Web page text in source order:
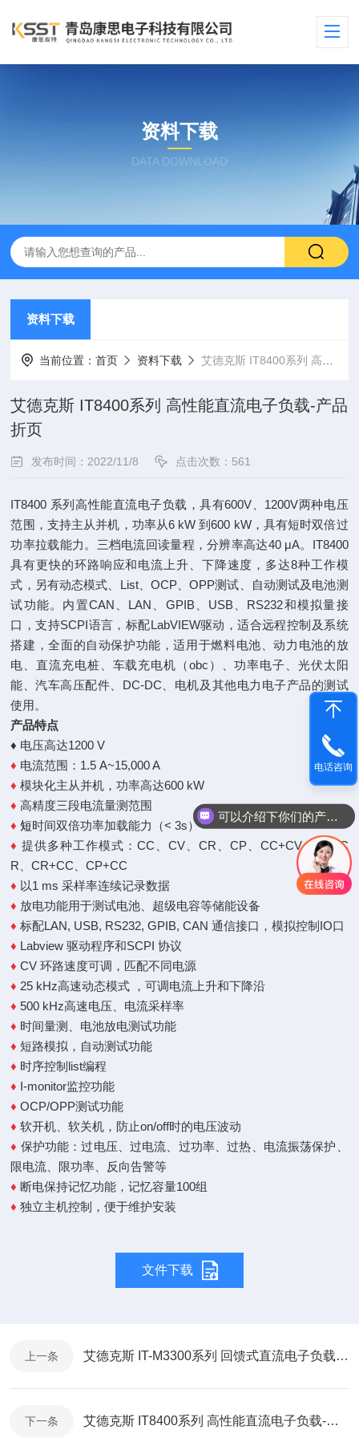
资料下载
DATA DOWNLOAD
资料下载
当前位置：首页 资料下载 艾德克斯 IT8400系列 高性能直流电子负载-产品折页
艾德克斯 IT8400系列 高性能直流电子负载-产品
折页
发布时间：2022/11/8 点击次数：561
IT8400 系列高性能直流电子负载，具有600V、1200V两种电压
范围，支持主从并机，功率从6 kW 到600 kW，具有短时双倍过
功率拉载能力。三档电流回读量程，分辨率高达40 μA。IT8400
具有更快的环路响应和电流上升、下降速度，多达8种工作模
式，另有动态模式、List、OCP、OPP测试、自动测试及电池测
试功能。内置CAN、LAN、GPIB、USB、RS232和模拟量接
口，支持SCPI语言，标配LabVIEW驱动，适合远程控制及系统
搭建，全面的自动保护功能，适用于燃料电池、动力电池的放
电、直流充电桩、车载充电机（obc）、功率电子、光伏太阳
能、汽车高压配件、DC-DC、电机及其他电力电子产品的测试
使用。
产品特点
♦ 电压高达1200 V
♦ 电流范围：1.5 A~15,000 A
♦模块化主从并机，功率高达600 kW
♦高精度三段电流量测范围
♦短时间双倍功率加载能力（< 3s）
♦提供多种工作模式：CC、CV、CR、CP、CC+CV、CV+C
R、CR+CC、CP+CC
♦ 以1 ms 采样率连续记录数据
♦ 放电功能用于测试电池、超级电容等储能设备
♦标配LAN, USB, RS232, GPIB, CAN 通信接口，模拟控制IO口
♦ Labview 驱动程序和SCPI 协议
♦CV 环路速度可调，匹配不同电源
♦ 25 kHz高速动态模式 ，可调电流上升和下降沿
♦500 kHz高速电压、电流采样率
♦ 时间量测、电池放电测试功能
♦短路模拟，自动测试功能
♦ 时序控制list编程
♦ I-monitor监控功能
♦OCP/OPP测试功能
♦软开机、软关机，防止on/off时的电压波动
♦ 保护功能：过电压、过电流、过功率、过热、电流振荡保护、
限电流、限功率、反向告警等
♦ 断电保持记忆功能，记忆容量100组
♦独立主机控制，便于维护安装
文件下载
上一条 艾德克斯 IT-M3300系列 回馈式直流电子负载-通讯协议
下一条 艾德克斯 IT8400系列 高性能直流电子负载-通讯协议
电话咨询
可以介绍下你们的产品么